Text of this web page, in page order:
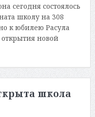
сегодня состоялось
школу на 308
к юбилею Расула
новой
школа